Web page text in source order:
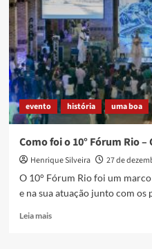
perdas
para
o
mundo
do
samba
caxiense
–
mas
soube
evento história uma boa
Como foi o 10° Fórum Rio
Henrique Silveira 27 de
O 10° Fórum Rio foi um
e na sua atuação junto com os
Leia maisRead